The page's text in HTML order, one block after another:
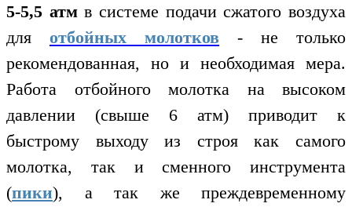
5-5,5 атмв системе подачи сжатого воздуха
для отбойных молотков - не только
рекомендованная, но и необходимая мера.
Работа отбойного молотка на высоком
давлении (свыше 6 атм) приводит к
быстрому выходу из строя как самого
молотка, так и сменного инструмента
(пики), а так же преждевременному